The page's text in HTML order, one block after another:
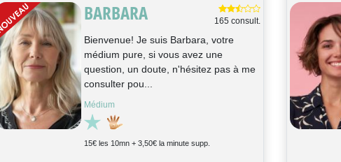
MARIE-
COLETTE
2257 consult.
Bonjour je m'appelle Marie Colette,
médium pure, le son de votre voix
déclenche des flashs, des réponses à
vos quest...
Tarologie, Médium, Astrologie, Cartomancie